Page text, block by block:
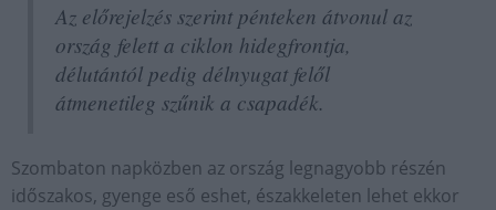
Az előrejelzés szerint pénteken átvonul az
ország felett a ciklon hidegfrontja,
délutántól pedig délnyugat felől
átmenetileg szűnik a csapadék.
Szombaton napközben az ország legnagyobb részén
időszakos, gyenge eső eshet, északkeleten lehet ekkor